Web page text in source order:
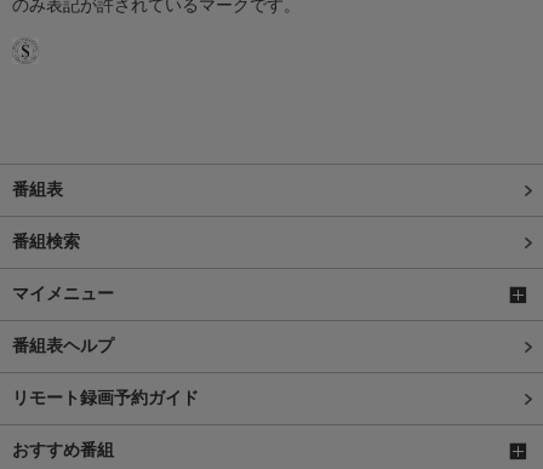
のみ表記が許されているマークです。
番組表
番組検索
マイメニュー
番組表ヘルプ
リモート録画予約ガイド
おすすめ番組